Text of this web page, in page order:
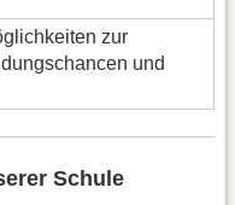
zur
und
Schule